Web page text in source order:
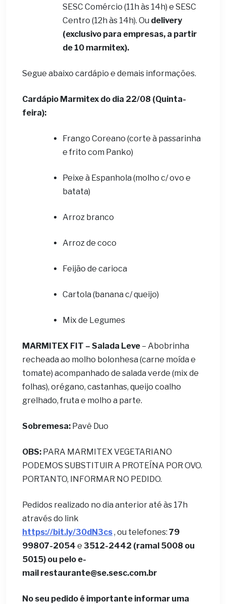
SESC Comércio (11h às 14h) e SESC
Centro (12h às 14h). Ou delivery
(exclusivo para empresas, a partir
de 10 marmitex).
Segue abaixo cardápio e demais informações.
Cardápio Marmitex do dia 22/08 (Quinta-
feira):
Frango Coreano (corte à passarinha
e frito com Panko)
Peixe à Espanhola (molho c/ ovo e
batata)
Arroz branco
Arroz de coco
Feijão de carioca
Cartola (banana c/ queijo)
Mix de Legumes
MARMITEX FIT – Salada Leve – Abobrinha
recheada ao molho bolonhesa (carne moída e
tomate) acompanhado de salada verde (mix de
folhas), orégano, castanhas, queijo coalho
grelhado, fruta e molho a parte.
Sobremesa: Pavê Duo
OBS: PARA MARMITEX VEGETARIANO
PODEMOS SUBSTITUIR A PROTEÍNA POR OVO.
PORTANTO, INFORMAR NO PEDIDO.
Pedidos realizado no dia anterior até às 17h
através do link
https://bit.ly/30dN3cs, ou telefones: 79
99807-2054 e 3512-2442 (ramal 5008 ou
5015) ou pelo e-
mail restaurante@se.sesc.com.br
No seu pedido é importante informar uma